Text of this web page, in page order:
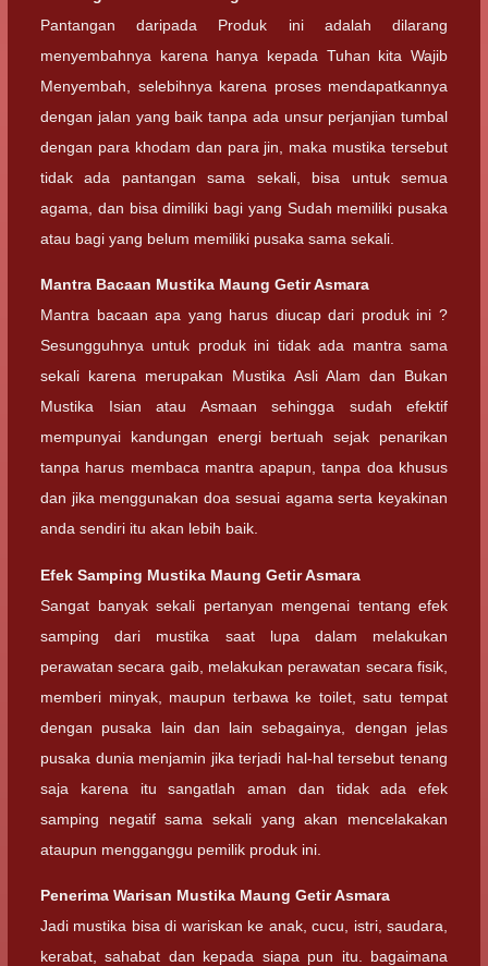
Pantangan daripada Produk ini adalah dilarang
menyembahnya karena hanya kepada Tuhan kita Wajib
Menyembah, selebihnya karena proses mendapatkannya
dengan jalan yang baik tanpa ada unsur perjanjian tumbal
dengan para khodam dan para jin, maka mustika tersebut
tidak ada pantangan sama sekali, bisa untuk semua
agama, dan bisa dimiliki bagi yang Sudah memiliki pusaka
atau bagi yang belum memiliki pusaka sama sekali.
Mantra Bacaan Mustika Maung Getir Asmara
Mantra bacaan apa yang harus diucap dari produk ini ?
Sesungguhnya untuk produk ini tidak ada mantra sama
sekali karena merupakan Mustika Asli Alam dan Bukan
Mustika Isian atau Asmaan sehingga sudah efektif
mempunyai kandungan energi bertuah sejak penarikan
tanpa harus membaca mantra apapun, tanpa doa khusus
dan jika menggunakan doa sesuai agama serta keyakinan
anda sendiri itu akan lebih baik.
Efek Samping Mustika Maung Getir Asmara
Sangat banyak sekali pertanyan mengenai tentang efek
samping dari mustika saat lupa dalam melakukan
perawatan secara gaib, melakukan perawatan secara fisik,
memberi minyak, maupun terbawa ke toilet, satu tempat
dengan pusaka lain dan lain sebagainya, dengan jelas
pusaka dunia menjamin jika terjadi hal-hal tersebut tenang
saja karena itu sangatlah aman dan tidak ada efek
samping negatif sama sekali yang akan mencelakakan
ataupun mengganggu pemilik produk ini.
Penerima Warisan Mustika Maung Getir Asmara
Jadi mustika bisa di wariskan ke anak, cucu, istri, saudara,
kerabat, sahabat dan kepada siapa pun itu. bagaimana